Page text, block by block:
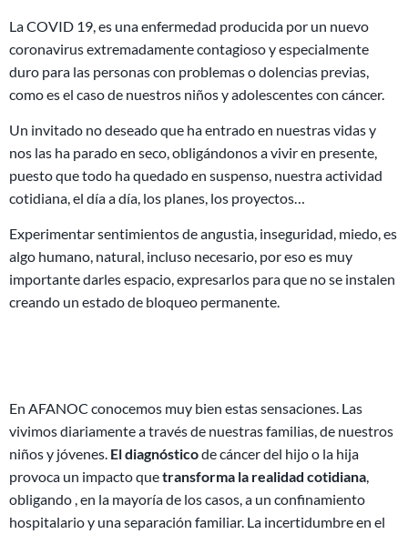
La COVID 19, es una enfermedad producida por un nuevo
coronavirus extremadamente contagioso y especialmente
duro para las personas con problemas o dolencias previas,
como es el caso de nuestros niños y adolescentes con cáncer.
Un invitado no deseado que ha entrado en nuestras vidas y
nos las ha parado en seco, obligándonos a vivir en presente,
puesto que todo ha quedado en suspenso, nuestra actividad
cotidiana, el día a día, los planes, los proyectos…
Experimentar sentimientos de angustia, inseguridad, miedo, es
algo humano, natural, incluso necesario, por eso es muy
importante darles espacio, expresarlos para que no se instalen
creando un estado de bloqueo permanente.
En AFANOC conocemos muy bien estas sensaciones. Las
vivimos diariamente a través de nuestras familias, de nuestros
niños y jóvenes. El diagnósticode cáncer del hijo o la hija
provoca un impacto quetransforma la realidad cotidiana,
obligando , en la mayoría de los casos, a un confinamiento
hospitalario y una separación familiar. La incertidumbre en el